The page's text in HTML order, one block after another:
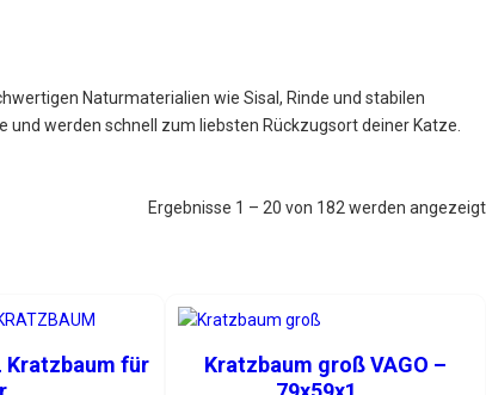
Naturmaterialien wie Sisal, Rinde und stabilen
werden schnell zum liebsten Rückzugsort deiner Katze.
Ergebnisse 1 – 20 von 182 werden angezeigt
Kratzbaum für
Kratzbaum groß VAGO –